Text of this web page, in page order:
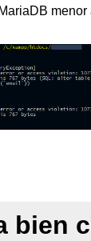
menor
bien